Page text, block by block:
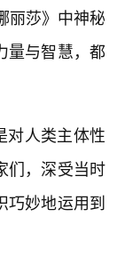
丽莎》中神秘
量与智慧，都
对人类主体性
们，深受当时
巧妙地运用到